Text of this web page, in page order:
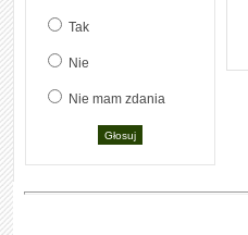
Tak
Nie
Nie mam zdania